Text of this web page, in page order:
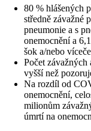
80 % hlášených
středně závažné
pneumonie a s
onemocnění a
šok a/nebo
Počet
vyšší než
Na rozdíl od
onemocnění,
milionům
úmrtí na